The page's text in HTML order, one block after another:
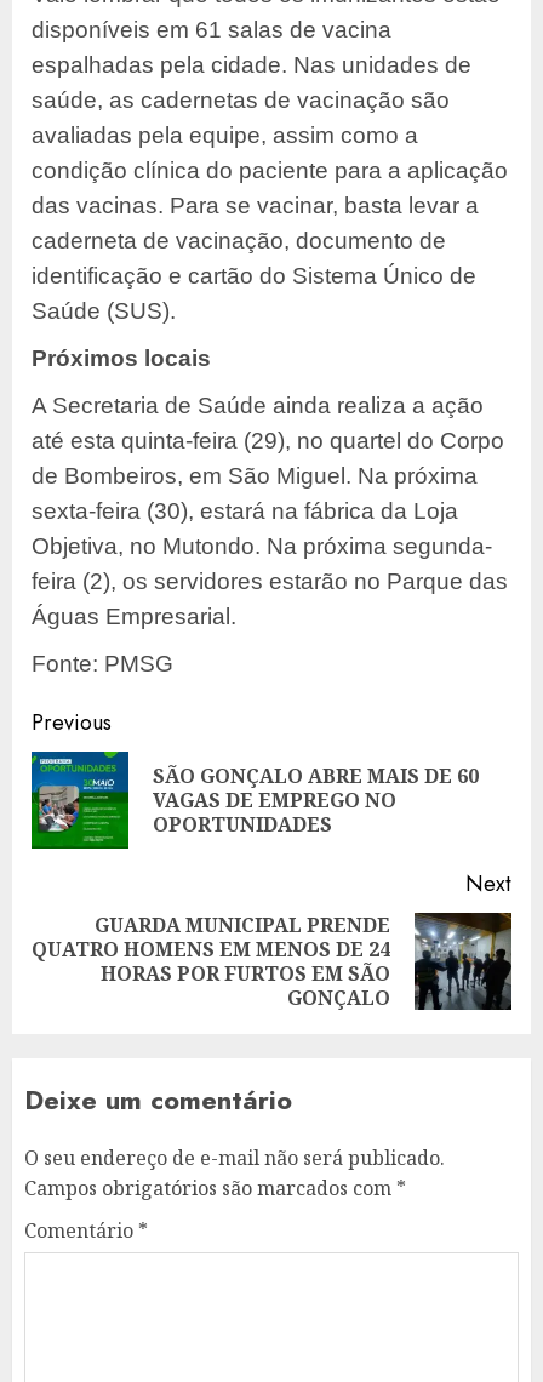
disponíveis em 61 salas de vacina
espalhadas pela cidade. Nas unidades de
saúde, as cadernetas de vacinação são
avaliadas pela equipe, assim como a
condição clínica do paciente para a aplicação
das vacinas. Para se vacinar, basta levar a
caderneta de vacinação, documento de
identificação e cartão do Sistema Único de
Saúde (SUS).
Próximos locais
A Secretaria de Saúde ainda realiza a ação
até esta quinta-feira (29), no quartel do Corpo
de Bombeiros, em São Miguel. Na próxima
sexta-feira (30), estará na fábrica da Loja
Objetiva, no Mutondo. Na próxima segunda-
feira (2), os servidores estarão no Parque das
Águas Empresarial.
Fonte: PMSG
Post
navigation
Previous
SÃO GONÇALO ABRE MAIS DE 60
VAGAS DE EMPREGO NO
OPORTUNIDADES
Next
Next
GUARDA MUNICIPAL PRENDE
QUATRO HOMENS EM MENOS DE 24
HORAS POR FURTOS EM SÃO
GONÇALO
Deixe um comentário
O seu endereço de e-mail não será publicado.
Campos obrigatórios são marcados com *
Comentário *